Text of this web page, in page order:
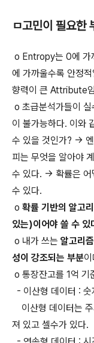
ㅁ고민이 필요한
o Entropy는 0에 가
에 가까울수록 안정
향력이 큰 Attribute임
o 초급분석가들이
이 불가능하다. 이와
수 있을 것인가? ->
피는 무엇을 알아야
수 있다. -> 확률은
수 있다.
o 확률 기반의 알고
있는)이어야 쓸 수 있
o 내가 쓰는 알고리
성이 강조되는 부분
o 통장잔고를 1억 기
- 이산형 데이터 :
이산형 데이터는
져 있고 셀수가 있다.